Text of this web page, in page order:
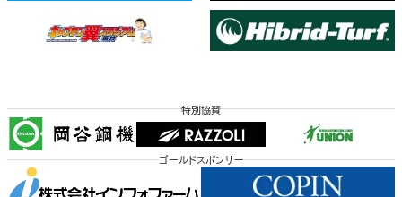
特別協賛
ゴールドスポンサー